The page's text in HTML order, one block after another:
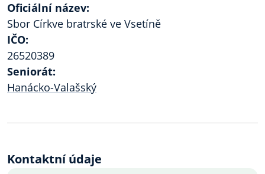
Oficiální název:
Sbor Církve bratrské ve Vsetíně
IČO:
26520389
Seniorát:
Hanácko-Valašský
Kontaktní údaje